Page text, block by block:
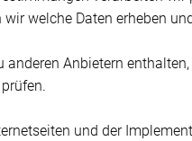
welche Daten erheben
anderen Anbietern
und der